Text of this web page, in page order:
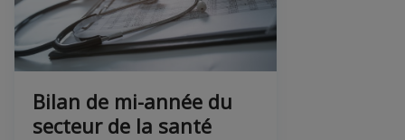
Bilan de mi-année du
secteur de la santé